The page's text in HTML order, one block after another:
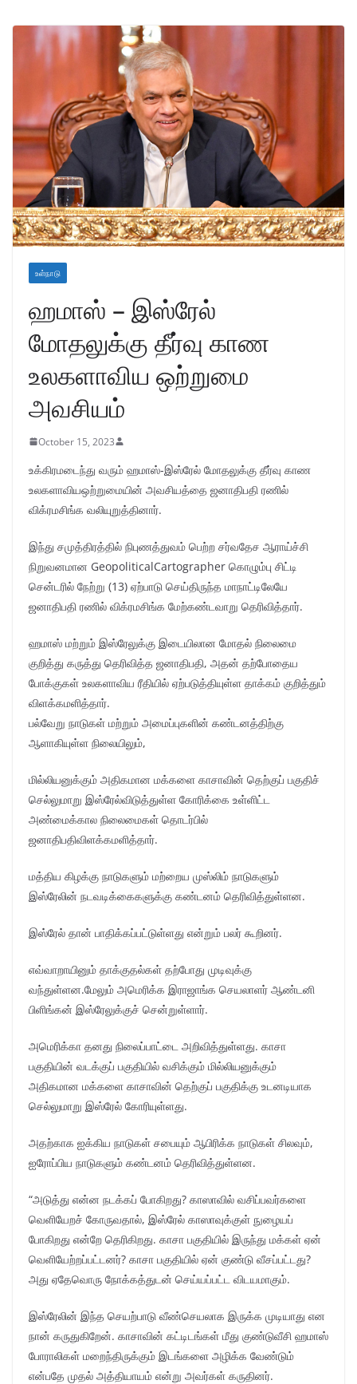
உள்நாடு
ஹமாஸ் – இஸ்ரேல்
மோதலுக்கு தீர்வு காண
உலகளாவிய ஒற்றுமை
அவசியம்
October 15, 2023
உக்கிரமடைந்து வரும் ஹமாஸ்-இஸ்ரேல் மோதலுக்கு தீர்வு காண
உலகளாவியஒற்றுமையின் அவசியத்தை ஜனாதிபதி ரணில்
விக்ரமசிங்க வலியுறுத்தினார்.
இந்து சமுத்திரத்தில் நிபுணத்துவம் பெற்ற சர்வதேச ஆராய்ச்சி
நிறுவனமான GeopoliticalCartographer கொழும்பு சிட்டி
சென்டரில் நேற்று (13) ஏற்பாடு செய்திருந்த மாநாட்டிலேயே
ஜனாதிபதி ரணில் விக்ரமசிங்க மேற்கண்டவாறு தெரிவித்தார்.
ஹமாஸ் மற்றும் இஸ்ரேலுக்கு இடையிலான மோதல் நிலைமை
குறித்து கருத்து தெரிவித்த ஜனாதிபதி, அதன் தற்போதைய
போக்குகள் உலகளாவிய ரீதியில் ஏற்படுத்தியுள்ள தாக்கம் குறித்தும்
விளக்கமளித்தார்.
பல்வேறு நாடுகள் மற்றும் அமைப்புகளின் கண்டனத்திற்கு
ஆளாகியுள்ள நிலையிலும்,
மில்லியனுக்கும் அதிகமான மக்களை காசாவின் தெற்குப் பகுதிச்
செல்லுமாறு இஸ்ரேல்விடுத்துள்ள கோரிக்கை உள்ளிட்ட
அண்மைக்கால நிலைமைகள் தொடர்பில்
ஜனாதிபதிவிளக்கமளித்தார்.
மத்திய கிழக்கு நாடுகளும் மற்றைய முஸ்லிம் நாடுகளும்
இஸ்ரேலின் நடவடிக்கைகளுக்கு கண்டனம் தெரிவித்துள்ளன.
இஸ்ரேல் தான் பாதிக்கப்பட்டுள்ளது என்றும் பலர் கூறினர்.
எவ்வாறாயினும் தாக்குதல்கள் தற்போது முடிவுக்கு
வந்துள்ளன.மேலும் அமெரிக்க இராஜாங்க செயலாளர் ஆண்டனி
பிளிங்கன் இஸ்ரேலுக்குச் சென்றுள்ளார்.
அமெரிக்கா தனது நிலைப்பாட்டை அறிவித்துள்ளது. காசா
பகுதியின் வடக்குப் பகுதியில் வசிக்கும் மில்லியனுக்கும்
அதிகமான மக்களை காசாவின் தெற்குப் பகுதிக்கு உடனடியாக
செல்லுமாறு இஸ்ரேல் கோரியுள்ளது.
அதற்காக ஐக்கிய நாடுகள் சபையும் ஆபிரிக்க நாடுகள் சிலவும்,
ஐரோப்பிய நாடுகளும் கண்டனம் தெரிவித்துள்ளன.
“அடுத்து என்ன நடக்கப் போகிறது? காஸாவில் வசிப்பவர்களை
வெளியேறச் கோருவதால், இஸ்ரேல் காஸாவுக்குள் நுழையப்
போகிறது என்றே தெரிகிறது. காசா பகுதியில் இருந்து மக்கள் ஏன்
வெளியேற்றப்பட்டனர்? காசா பகுதியில் ஏன் குண்டு வீசப்பட்டது?
அது ஏதேவொரு நோக்கத்துடன் செய்யப்பட்ட விடயமாகும்.
இஸ்ரேலின் இந்த செயற்பாடு வீண்செயலாக இருக்க முடியாது என
நான் கருதுகிறேன். காசாவின் கட்டிடங்கள் மீது குண்டுவீசி ஹமாஸ்
போராலிகள் மறைந்திருக்கும் இடங்களை அழிக்க வேண்டும்
என்பதே முதல் அத்தியாயம் என்று அவர்கள் கருதினர்.